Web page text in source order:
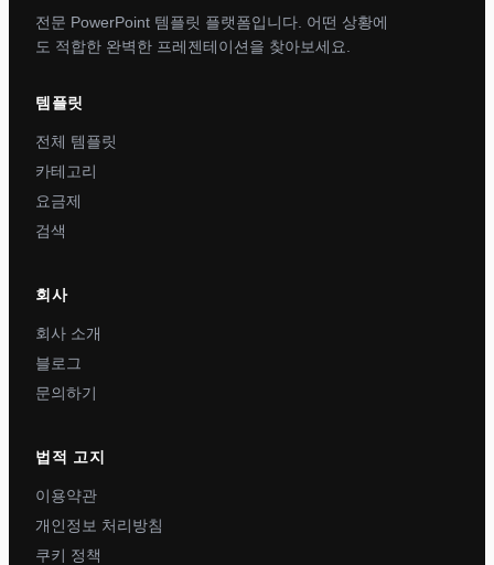
전문 PowerPoint 템플릿 플랫폼입니다. 어떤 상황에
도 적합한 완벽한 프레젠테이션을 찾아보세요.
템플릿
전체 템플릿
카테고리
요금제
검색
회사
회사 소개
블로그
문의하기
법적 고지
이용약관
개인정보 처리방침
쿠키 정책